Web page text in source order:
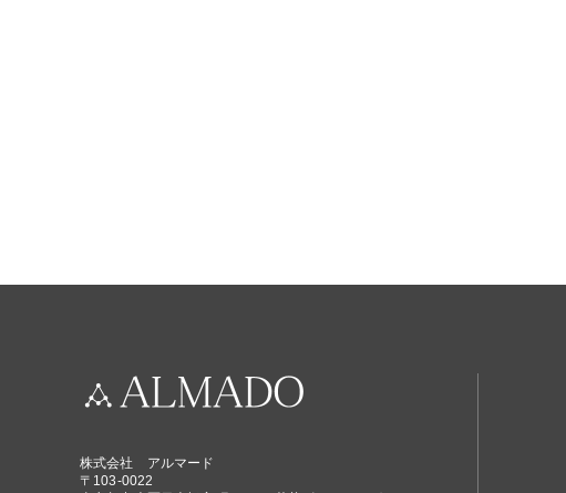
株式会社 アルマード
〒103-0022